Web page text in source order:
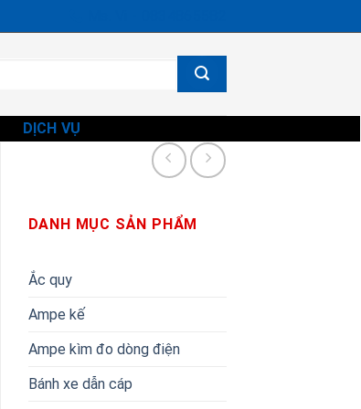
DỊCH VỤ
DANH MỤC SẢN PHẨM
Ắc quy
Ampe kế
Ampe kìm đo dòng điện
Bánh xe dẫn cáp